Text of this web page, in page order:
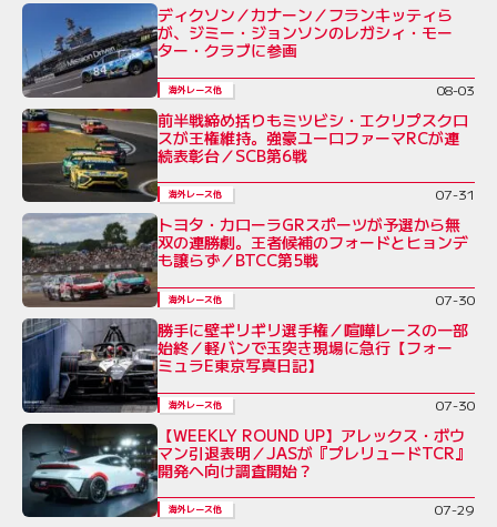
ディクソン／カナーン／フランキッティら
が、ジミー・ジョンソンのレガシィ・モー
ター・クラブに参画
海外レース他 08-03
前半戦締め括りもミツビシ・エクリプスクロ
スが王権維持。強豪ユーロファーマRCが連
続表彰台／SCB第6戦
海外レース他 07-31
トヨタ・カローラGRスポーツが予選から無
双の連勝劇。王者候補のフォードとヒョンデ
も譲らず／BTCC第5戦
海外レース他 07-30
勝手に壁ギリギリ選手権／喧嘩レースの一部
始終／軽バンで玉突き現場に急行【フォー
ミュラE東京写真日記】
海外レース他 07-30
【WEEKLY ROUND UP】アレックス・ボウ
マン引退表明／JASが『プレリュードTCR』
開発へ向け調査開始？
海外レース他 07-29